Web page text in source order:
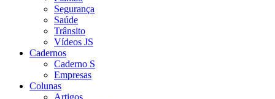
Segurança
Saúde
Trânsito
Vídeos JS
Cadernos
Caderno S
Empresas
Colunas